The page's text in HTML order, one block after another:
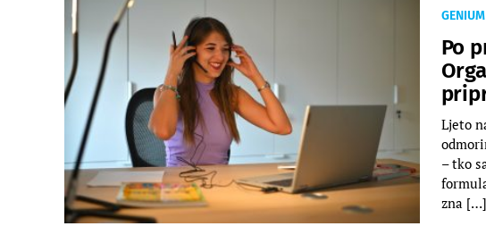
GENIUM
Po
Ljeto
– tko
zna […]